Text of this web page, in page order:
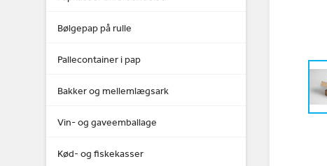
Bølgepap på rulle
Pallecontainer i pap
Bakker og mellemlægsark
Vin- og gaveemballage
Kød- og fiskekasser